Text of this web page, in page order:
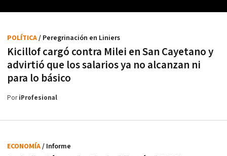
Kicillof cargó contra Milei en San Cayetano y
advirtió que los salarios ya no alcanzan ni
para lo básico
POLÍTICA/ Peregrinación en Liniers
PoriProfesional
ECONOMÍA/ Informe